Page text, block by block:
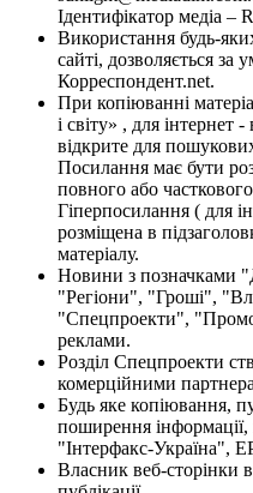
Ідентифікатор медіа –
Використання будь-
сайті, дозволяється за
Корреспондент.net.
При копіюванні
і світу» , для інтернет
відкрите для
Посилання має бути
повного або
Гіперпосилання ( для
розміщена в
матеріалу.
Новини з позначками
"Регіони", "Гроші",
"Спецпроекти",
реклами.
Розділ Спецпроекти
комерційними
Будь яке копіювання,
поширення
"Інтерфакс-Україна",
Власник веб-сторінки